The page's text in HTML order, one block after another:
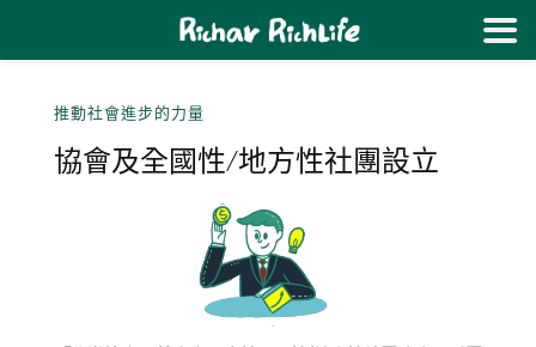
推動社會進步的力量
協會及全國性/地方性社團設立